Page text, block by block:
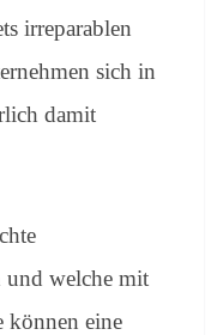
irreparablen
sich in
damit
und welche mit
können eine